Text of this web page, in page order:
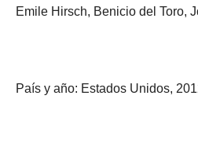
Emile Hirsch, Benicio del Toro,
País y año: Estados Unidos,